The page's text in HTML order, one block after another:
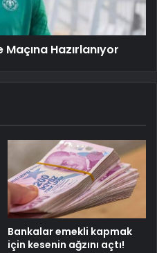
Hazırlanıyor
Bankalar emekli kapmak
için kesenin ağzını açtı!